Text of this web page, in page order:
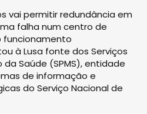
vai permitir redundância em
falha num centro de
funcionamento
à Lusa fonte dos Serviços
Saúde (SPMS), entidade
de informação e
do Serviço Nacional de